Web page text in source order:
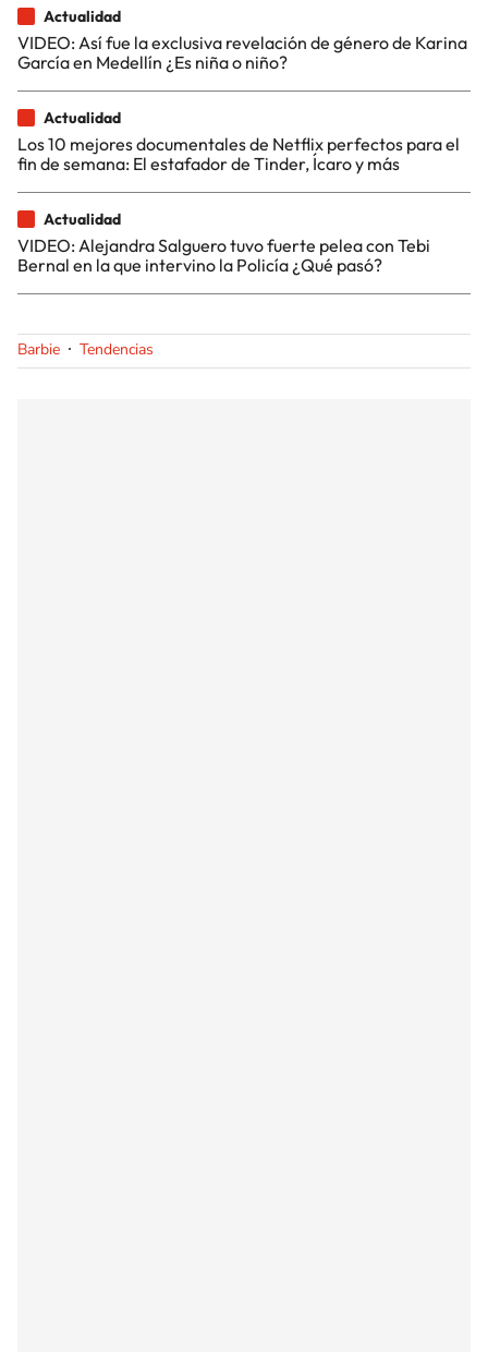
Actualidad
VIDEO: Así fue la exclusiva revelación de género de Karina
García en Medellín ¿Es niña o niño?
Actualidad
Los 10 mejores documentales de Netflix perfectos para el
fin de semana: El estafador de Tinder, Ícaro y más
Actualidad
VIDEO: Alejandra Salguero tuvo fuerte pelea con Tebi
Bernal en la que intervino la Policía ¿Qué pasó?
Barbie Tendencias